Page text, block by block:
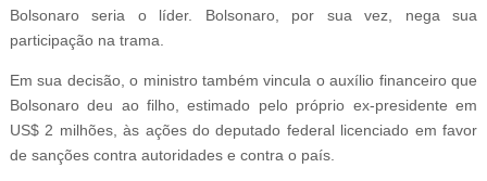
Bolsonaro seria o líder. Bolsonaro, por sua vez, nega sua
participação na trama.
Em sua decisão, o ministro também vincula o auxílio financeiro que
Bolsonaro deu ao filho, estimado pelo próprio ex-presidente em
US$ 2 milhões, às ações do deputado federal licenciado em favor
de sanções contra autoridades e contra o país.